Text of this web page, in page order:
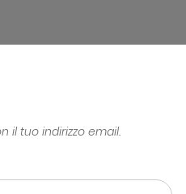
il tuo indirizzo email.